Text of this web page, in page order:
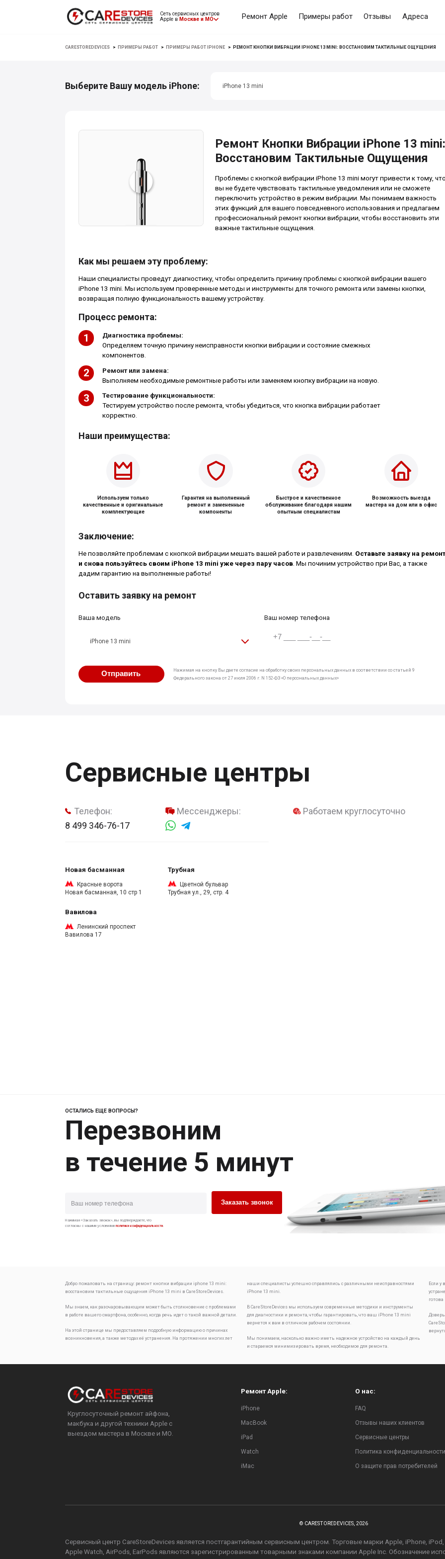
Сеть сервисных центров
Apple в Москве и МО Ремонт Apple Примеры работ Отзывы Адреса
CARESTOREDEVICES > ПРИМЕРЫ РАБОТ > ПРИМЕРЫ РАБОТ IPHONE > РЕМОНТ КНОПКИ ВИБРАЦИИ IPHONE 13 MINI: ВОССТАНОВИМ ТАКТИЛЬНЫЕ ОЩУЩЕНИЯ
Выберите Вашу модель iPhone: iPhone 13 mini
Ремонт Кнопки Вибрации iPhone 13 mini:
Восстановим Тактильные Ощущения
Проблемы с кнопкой вибрации iPhone 13 mini могут привести к тому,
вы не будете чувствовать тактильные уведомления или не сможете
переключить устройство в режим вибрации. Мы понимаем важность
этих функций для вашего повседневного использования и предлагаем
профессиональный ремонт кнопки вибрации, чтобы восстановить эти
важные тактильные ощущения.
Как мы решаем эту проблему:
Наши специалисты проведут диагностику, чтобы определить причину проблемы с кнопкой вибрации вашего
iPhone 13 mini. Мы используем проверенные методы и инструменты для точного ремонта или замены кнопки,
возвращая полную функциональность вашему устройству.
Процесс ремонта:
Диагностика проблемы:
Определяем точную причину неисправности кнопки вибрации и состояние смежных
компонентов.
Ремонт или замена:
Выполняем необходимые ремонтные работы или заменяем кнопку вибрации на новую.
Тестирование функциональности:
Тестируем устройство после ремонта, чтобы убедиться, что кнопка вибрации работает
корректно.
Наши преимущества:
Используем только
качественные и оригинальные
комплектующие
Гарантия на выполненный
ремонт и замененные
компоненты
Быстрое и качественное
обслуживание благодаря нашим
опытным специалистам
Возможность выезда
мастера на дом или в офис
Заключение:
Не позволяйте проблемам с кнопкой вибрации мешать вашей работе и развлечениям. Оставьте заявку на ремонт
и снова пользуйтесь своим iPhone 13 mini уже через пару часов. Мы починим устройство при Вас, а также
дадим гарантию на выполненные работы!
Оставить заявку на ремонт
Ваша модель
iPhone 13 mini
Ваш номер телефона
Отправить
Нажимая на кнопку Вы даете согласие на обработку своих персональных данных в соответствии со статьей 9
Федерального закона от 27 июля 2006 г. N 152-ФЗ «О персональных данных»
Сервисные центры
Телефон:
8 499 346-76-17
Мессенджеры:
Новая басманная
Красные ворота
Новая басманная, 10 стр 1
Трубная
Цветной бульвар
Трубная ул., 29, стр. 4
Вавилова
Ленинский проспект
Вавилова 17
Работаем круглосуточно
ОСТАЛИСЬ ЕЩЕ ВОПРОСЫ?
Перезвоним
в течение 5 минут
Заказать звонок
Нажимая «Заказать звонок», вы подтверждаете, что
согласны с нашими условиямиполитики конфиденциальности.
Добро пожаловать на страницу: ремонт кнопки вибрации iphone 13 mini:
восстановим тактильные ощущения iPhone 13 mini в CareStoreDevices.
Мы знаем, как разочаровывающим может быть столкновение с проблемами
в работе вашего смартфона, особенно, когда речь идет о такой важной детали.
На этой странице мы предоставляем подробную информацию о причинах
возникновения, а также методах её устранения. На протяжении многих лет
наши специалисты успешно справлялись с различными неисправностями
iPhone 13 mini.
В CareStoreDevices мы используем современные методики и инструменты
для диагностики и ремонта, чтобы гарантировать, что ваш iPhone 13 mini
вернется к вам в отличном рабочем состоянии.
Мы понимаем, насколько важно иметь надежное устройство на каждый день
и стараемся минимизировать время, необходимое для ремонта.
Если у
Круглосуточный ремонт айфона,
макбука и другой техники Apple с
выездом мастера в Москве и МО.
Ремонт Apple:
iPhone
MacBook
iPad
Watch
iMac
О нас:
FAQ
Отзывы наших клиентов
Сервисные центры
Политика конфиденциальности
О защите прав потребителей
© CARESTOREDEVICES, 2026
Сервисный центр CareStoreDevices является постгарантийным сервисным центром. Торговые марки Apple, iPhone, iPod,
Apple Watch, AirPods, EarPods являются зарегистрированным товарными знаками компании Apple Inc. Обозначение